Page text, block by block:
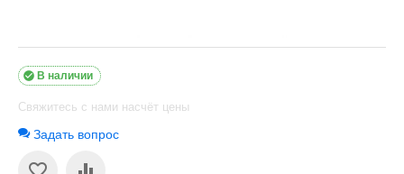
В наличии

Свяжитесь с нами насчёт цены
Задать вопрос